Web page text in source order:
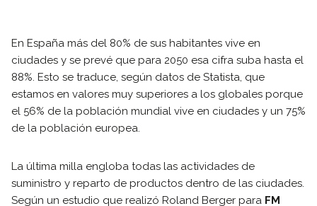
En España más del 80% de sus habitantes vive en
ciudades y se prevé que para 2050 esa cifra suba hasta el
88%. Esto se traduce, según datos de Statista, que
estamos en valores muy superiores a los globales porque
el 56% de la población mundial vive en ciudades y un 75%
de la población europea.
La última milla engloba todas las actividades de
suministro y reparto de productos dentro de las ciudades.
Según un estudio que realizó Roland Berger para FM